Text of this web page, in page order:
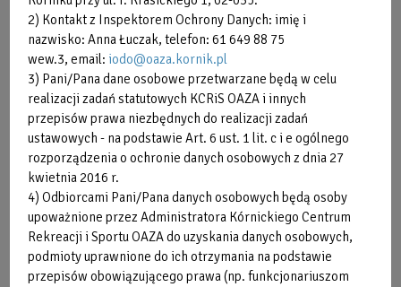
2) Kontakt z Inspektorem Ochrony Danych: imię i
nazwisko: Anna Łuczak, telefon: 61 649 88 75
wew.3, email: iodo@oaza.kornik.pl
3) Pani/Pana dane osobowe przetwarzane będą w celu
realizacji zadań statutowych KCRiS OAZA i innych
przepisów prawa niezbędnych do realizacji zadań
ustawowych - na podstawie Art. 6 ust. 1 lit. c i e ogólnego
rozporządzenia o ochronie danych osobowych z dnia 27
kwietnia 2016 r.
4) Odbiorcami Pani/Pana danych osobowych będą osoby
upoważnione przez Administratora Kórnickiego Centrum
Rekreacji i Sportu OAZA do uzyskania danych osobowych,
podmioty uprawnione do ich otrzymania na podstawie
przepisów obowiązującego prawa (np. funkcjonariuszom